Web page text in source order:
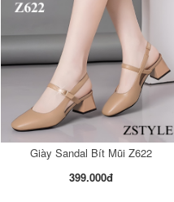
Giày Sandal Bít Mũi Z622
399.000đ